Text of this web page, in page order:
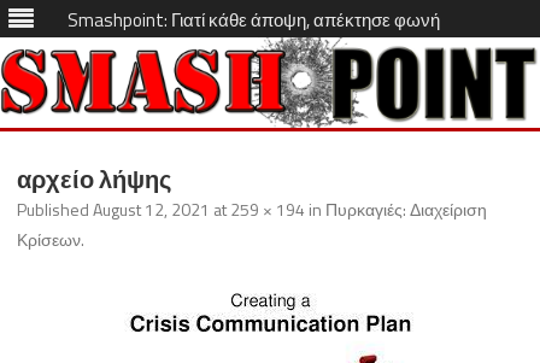
Smashpoint: Γιατί κάθε άποψη, απέκτησε φωνή
Skip
αρχείο λήψης
PublishedAugust 12, 2021 at259 × 194 in Πυρκαγιές: Διαχείριση
Κρίσεων.